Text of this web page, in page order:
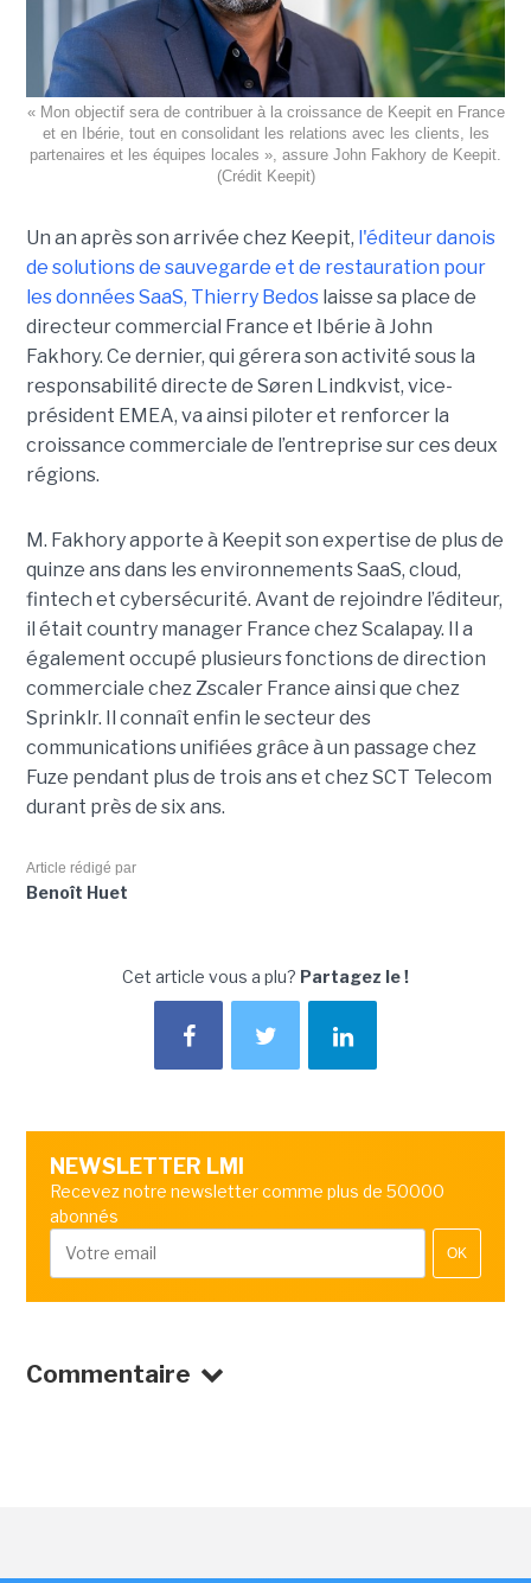
« Mon objectif sera de contribuer à la croissance de Keepit en France
et en Ibérie, tout en consolidant les relations avec les clients, les
partenaires et les équipes locales », assure John Fakhory de Keepit.
(Crédit Keepit)
Un an après son arrivée chez Keepit, l'éditeur danois
de solutions de sauvegarde et de restauration pour
les données SaaS, Thierry Bedos laisse sa place de
directeur commercial France et Ibérie à John
Fakhory. Ce dernier, qui gérera son activité sous la
responsabilité directe de Søren Lindkvist, vice-
président EMEA, va ainsi piloter et renforcer la
croissance commerciale de l’entreprise sur ces deux
régions.
M. Fakhory apporte à Keepit son expertise de plus de
quinze ans dans les environnements SaaS, cloud,
fintech et cybersécurité. Avant de rejoindre l’éditeur,
il était country manager France chez Scalapay. Il a
également occupé plusieurs fonctions de direction
commerciale chez Zscaler France ainsi que chez
Sprinklr. Il connaît enfin le secteur des
communications unifiées grâce à un passage chez
Fuze pendant plus de trois ans et chez SCT Telecom
durant près de six ans.
Article rédigé par
Benoît Huet
Cet article vous a plu? Partagez le !
NEWSLETTER LMI
Recevez notre newsletter comme plus de 50000
abonnés
OK
Commentaire